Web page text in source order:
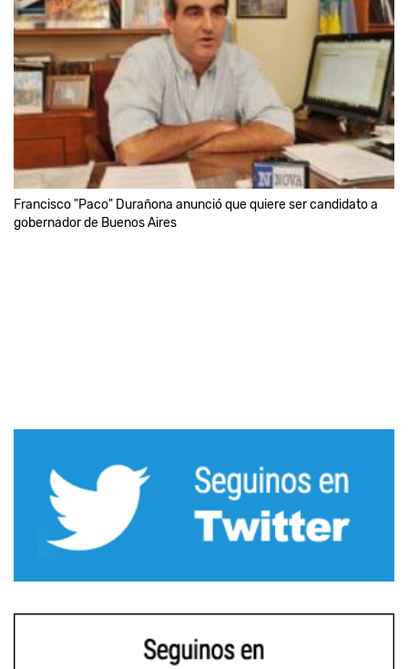
Francisco "Paco" Durañona anunció que quiere ser candidato a
gobernador de Buenos Aires